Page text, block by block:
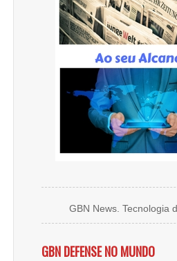
GBN News. Tecnologia
GBN DEFENSE NO MUNDO